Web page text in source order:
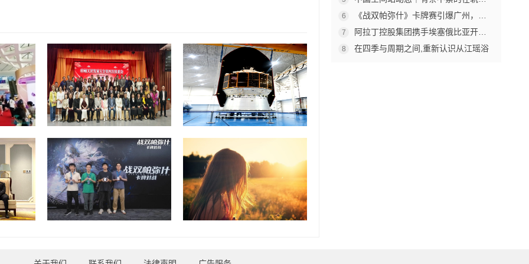
6 《战双帕弥什》卡牌赛引爆广州，杰森娱乐构建原创TCG赛事生态
7 阿拉丁控股集团携手埃塞俄比亚开创中非工业农业合作新篇章
8 在四季与周期之间,重新认识从江瑶浴